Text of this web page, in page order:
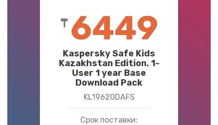
₸ 6449
Kaspersky Safe Kids
Kazakhstan Edition. 1-
User 1 year Base
Download Pack
KL19620DAFS
Срок поставки: